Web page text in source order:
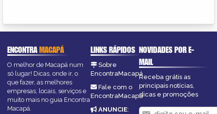
ENCONTRAMACAPÁ
O melhor de Macapá num
só lugar! Dicas, onde ir, o
que fazer, as melhores
empresas, locais, serviços e
muito mais no guia Encontra
Macapá.
LINKS RÁPIDOS
Sobre
EncontraMacapá
Fale com o
EncontraMacapá
ANUNCIE:
NOVIDADES POR E-
MAIL
Receba grátis as
principais notícias,
dicas e promoções